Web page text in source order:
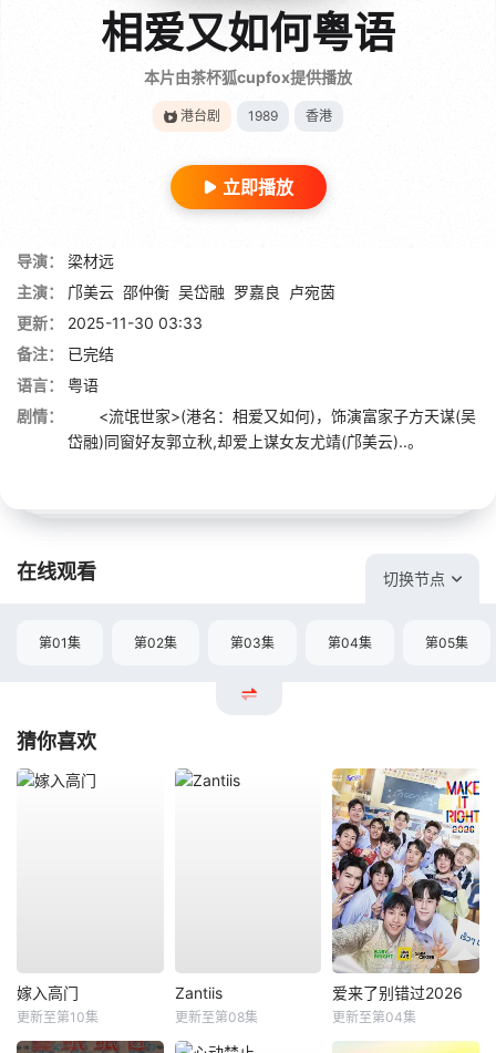
相爱又如何粤语
本片由茶杯狐cupfox提供播放
港台剧 1989 香港
立即播放
导演：
梁材远
主演：
邝美云 邵仲衡 吴岱融 罗嘉良
卢宛茵
更新：
2025-11-30 03:33
备注：
已完结
语言：
粤语
剧情：
<流氓世家>(港名：相爱又如何)，饰演富家子方天谋(吴
岱融)同窗好友郭立秋,却爱上谋女友尤靖(邝美云)..。
在线观看 切换节点
第01集 第02集 第03集 第04集 第05集
猜你喜欢
嫁入高门
更新至第10集
Zantiis
更新至第08集
爱来了别错过2026
更新至第04集